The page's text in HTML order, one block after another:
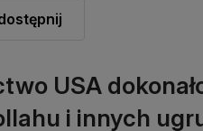
USA
i innych